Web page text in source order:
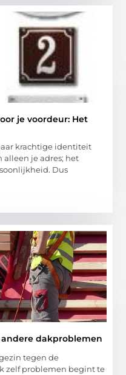
je voordeur: Het
krachtige identiteit
alleen je adres; het
Dus
dakproblemen
tegen de
zelf problemen begint te